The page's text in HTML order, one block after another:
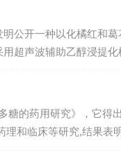
公开一种以化橘红和葛
超声波辅助乙醇浸提化
氢酶活性测定;(4)制作
糖的药用研究》，它得
理和临床等研究,结果表
效观察发现,化州橘红多